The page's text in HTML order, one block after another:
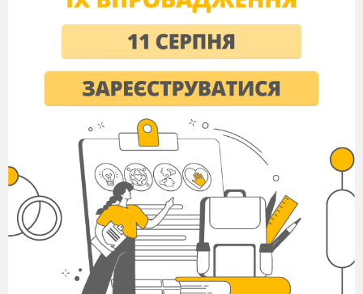
Прошу доповісти.
Повідомлення теми та завдань
уроку
Отже, запишіть у зошити сьогоднішню
дату, класна робота і тему уроку:
Розв′язування задач». Завдання уроку:
узагальнити і систематизувати матеріал з
теми “ Середня лінія трикутника. Трапеція,
середня лінія трапеції. Центральні і вписані
кути. Вписані і описані чотирикутники ”;
повторити основні типи задач. Розвивати
вміння аналізувати й узагальнювати